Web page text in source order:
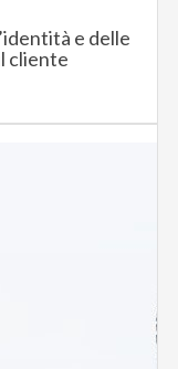
e delle
cliente